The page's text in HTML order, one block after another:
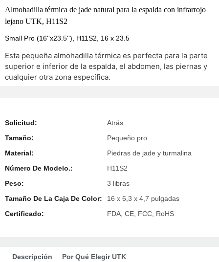
Almohadilla térmica de jade natural para la espalda con infrarrojo
lejano UTK, H11S2
Small Pro (16''x23.5''), H11S2, 16 x 23.5
Esta pequeña almohadilla térmica es perfecta para la parte
superior e inferior de la espalda, el abdomen, las piernas y
cualquier otra zona específica.
Solicitud:
Atrás
Tamaño:
Pequeño pro
Material:
Piedras de jade y turmalina
Número De Modelo.:
H11S2
Peso:
3 libras
Tamaño De La Caja De Color:
16 x 6,3 x 4,7 pulgadas
Certificado:
FDA, CE, FCC, RoHS
Descripción Por Qué Elegir UTK